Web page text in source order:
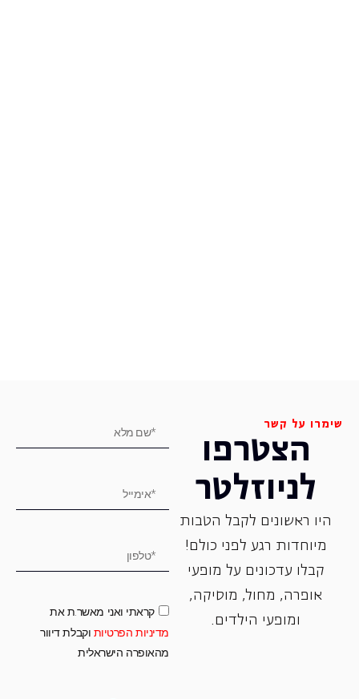
שימרו על קשר
הצטרפו
לניוזלטר
היו ראשונים לקבל הטבות
מיוחדות רגע לפני כולם!
קבלו עדכונים על מופעי
אופרה, ‏מחול, ‏מוסיקה,
ומופעי הילדים.
קראתי ואני מאשר.ת את
מדיניות הפרטיות וקבלת דיוור
מהאופרה הישראלית